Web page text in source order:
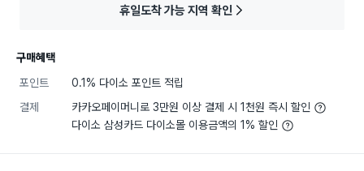
휴일도착 가능 지역 확인
구매혜택
포인트
0.1% 다이소 포인트 적립
결제
카카오페이머니로 3만원 이상 결제 시 1천원 즉시 할인
다이소 삼성카드 다이소몰 이용금액의 1% 할인